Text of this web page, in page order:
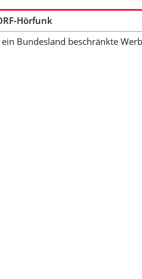
Hörfunk
Bundesland beschränkte